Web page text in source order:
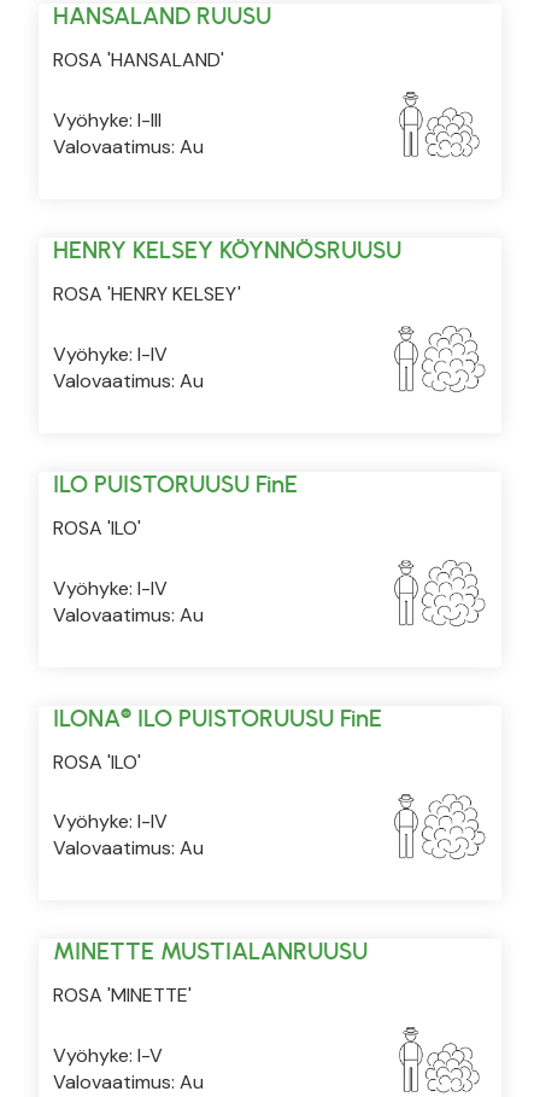
HANSALAND RUUSU
ROSA 'HANSALAND'
Vyöhyke: I-III
Valovaatimus: Au
HENRY KELSEY KÖYNNÖSRUUSU
ROSA 'HENRY KELSEY'
Vyöhyke: I-IV
Valovaatimus: Au
ILO PUISTORUUSU FinE
ROSA 'ILO'
Vyöhyke: I-IV
Valovaatimus: Au
ILONA® ILO PUISTORUUSU FinE
ROSA 'ILO'
Vyöhyke: I-IV
Valovaatimus: Au
MINETTE MUSTIALANRUUSU
ROSA 'MINETTE'
Vyöhyke: I-V
Valovaatimus: Au